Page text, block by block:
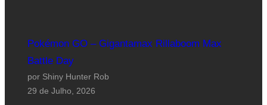
Pokémon GO – Gigantamax Rillaboom Max
Battle Day
por Shiny Hunter Rob
29 de Julho, 2026